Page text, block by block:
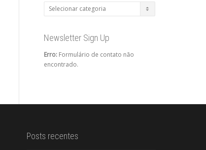
Categorias
Newsletter Sign Up
Erro:Formulário de contato não
encontrado.
Posts recentes